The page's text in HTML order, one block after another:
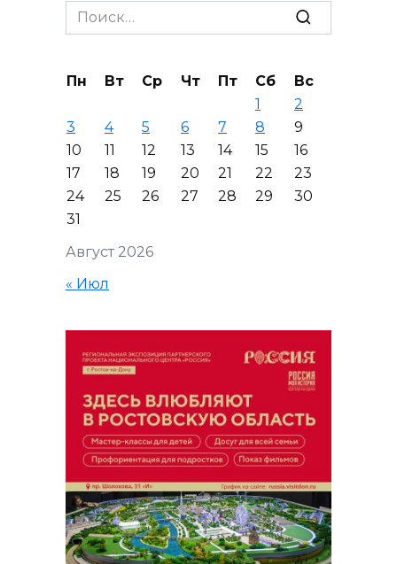
Search
for:
Август 2026
Пн Вт Ср Чт Пт Сб
Вс
1
2
3
4 5 6 7 8
9
10
11 12 13 14 15
16
17
18 19 20 21 22
23
24
25 26 27 28 29
30
31
« Июл